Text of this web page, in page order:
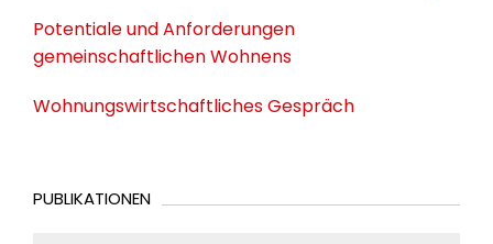
Potentiale und Anforderungen
gemeinschaftlichen Wohnens
Wohnungswirtschaftliches Gespräch
PUBLIKATIONEN